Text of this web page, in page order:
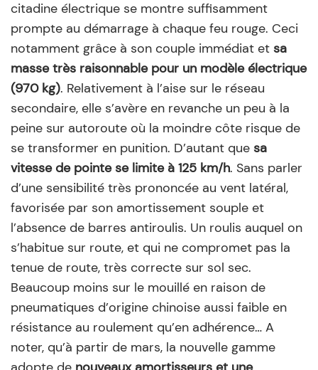
citadine électrique se montre suffisamment
prompte au démarrage à chaque feu rouge. Ceci
notamment grâce à son couple immédiat et sa
masse très raisonnable pour un modèle électrique
(970 kg). Relativement à l’aise sur le réseau
secondaire, elle s’avère en revanche un peu à la
peine sur autoroute où la moindre côte risque de
se transformer en punition. D’autant que sa
vitesse de pointe se limite à 125 km/h. Sans parler
d’une sensibilité très prononcée au vent latéral,
favorisée par son amortissement souple et
l’absence de barres antiroulis. Un roulis auquel on
s’habitue sur route, et qui ne compromet pas la
tenue de route, très correcte sur sol sec.
Beaucoup moins sur le mouillé en raison de
pneumatiques d’origine chinoise aussi faible en
résistance au roulement qu’en adhérence… A
noter, qu’à partir de mars, la nouvelle gamme